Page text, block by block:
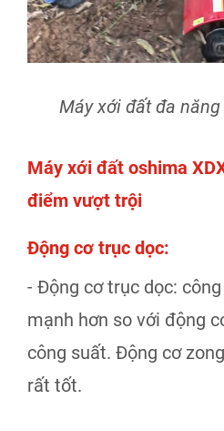
Máy xới đất đa năng
Máy xới đất oshima
điểm vượt trội
Động cơ trục dọc:
- Động cơ trục dọc:
mạnh hơn so với động
công suất. Động cơ
rất tốt.